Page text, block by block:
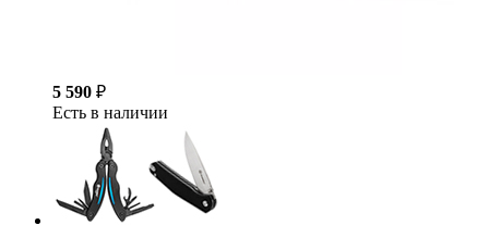
5 590 ₽
Есть в наличии